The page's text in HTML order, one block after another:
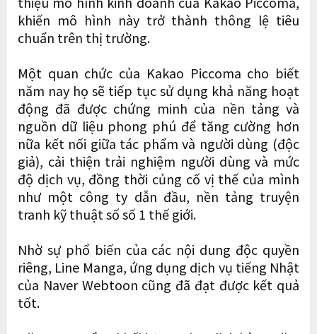
khiến mô hình này trở thành thông lệ tiêu
chuẩn trên thị trường.
Một quan chức của Kakao Piccoma cho biết
năm nay họ sẽ tiếp tục sử dụng khả năng hoạt
động đã được chứng minh của nền tảng và
nguồn dữ liệu phong phú để tăng cường hơn
nữa kết nối giữa tác phẩm và người dùng (độc
giả), cải thiện trải nghiệm người dùng và mức
độ dịch vụ, đồng thời củng cố vị thế của mình
như một công ty dẫn đầu, nền tảng truyện
tranh kỹ thuật số số 1 thế giới.
Nhờ sự phổ biến của các nội dung độc quyền
riêng, Line Manga, ứng dụng dịch vụ tiếng Nhật
của Naver Webtoon cũng đã đạt được kết quả
tốt.